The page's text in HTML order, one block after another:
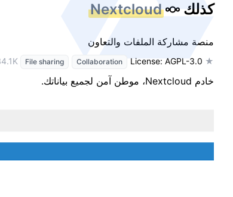
كذلك Nextcloud
منصة مشاركة الملفات والتعاون
★ 34.1K
File sharing Collaboration License: AGPL-3.0
خادم Nextcloud، موطن آمن لجميع بياناتك.